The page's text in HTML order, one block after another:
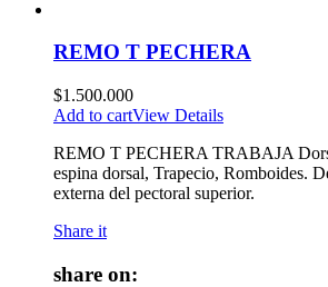
REMO T PECHERA
$1.500.000
Add to cartView Details
REMO T PECHERA TRABAJA
espina dorsal, Trapecio, Romboides.
externa del pectoral superior.
Share it
share on: